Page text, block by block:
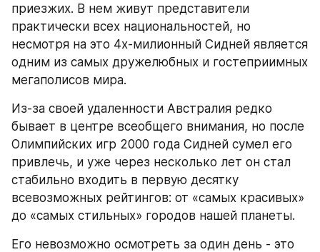
приезжих. В нем живут представители
практически всех национальностей, но
несмотря на это 4х-милионный Сидней является
одним из самых дружелюбных и гостеприимных
мегаполисов мира.
Из-за своей удаленности Австралия редко
бывает в центре всеобщего внимания, но после
Олимпийских игр 2000 года Сидней сумел его
привлечь, и уже через несколько лет он стал
стабильно входить в первую десятку
всевозможных рейтингов: от «самых красивых»
до «самых стильных» городов нашей планеты.
Его невозможно осмотреть за один день - это